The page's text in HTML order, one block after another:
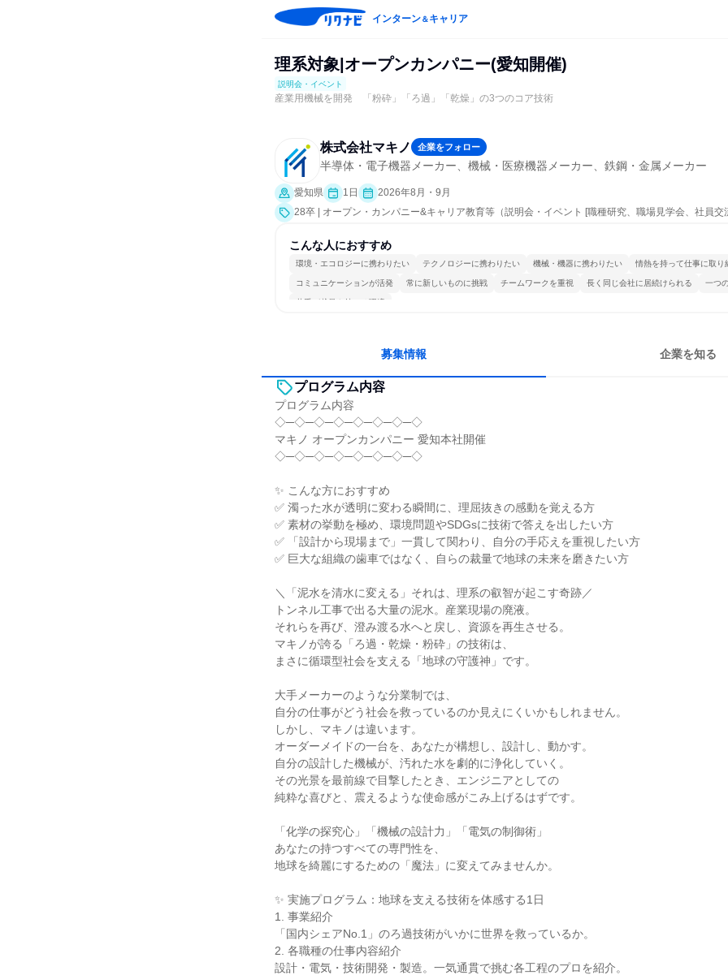
インターン＆キャリア
理系対象|オープンカンパニー(愛知開催)
説明会・イベント
産業用機械を開発 「粉砕」「ろ過」「乾燥」の3つのコア技術
株式会社マキノ 企業をフォロー
半導体・電子機器メーカー、機械・医療機器メーカー、鉄鋼・金属メーカー
愛知県 1日
2026年8月・9月
28卒 | オープン・カンパニー&キャリア教育等（説明会・イベント [職種研究、職場見学会、社員交
こんな人におすすめ
環境・エコロジーに携わりたい テクノロジーに携わりたい 機械・機器に携わりたい 情熱を持って仕事に取り
コミュニケーションが活発 常に新しいものに挑戦 チームワークを重視 長く同じ会社に居続けられる 一つ
若手が裁量を持てる環境
募集情報 企業を知る
プログラム内容
プログラム内容
◇─◇─◇─◇─◇─◇─◇─◇
マキノ オープンカンパニー 愛知本社開催
◇─◇─◇─◇─◇─◇─◇─◇
✨ こんな方におすすめ
✅ 濁った水が透明に変わる瞬間に、理屈抜きの感動を覚える方
✅ 素材の挙動を極め、環境問題やSDGsに技術で答えを出したい方
✅ 「設計から現場まで」一貫して関わり、自分の手応えを重視したい方
✅ 巨大な組織の歯車ではなく、自らの裁量で地球の未来を磨きたい方
＼「泥水を清水に変える」それは、理系の叡智が起こす奇跡／
トンネル工事で出る大量の泥水。産業現場の廃液。
それらを再び、澄み渡る水へと戻し、資源を再生させる。
マキノが誇る「ろ過・乾燥・粉砕」の技術は、
まさに循環型社会を支える「地球の守護神」です。
大手メーカーのような分業制では、
自分の仕事がどう社会を救っているのか見えにくいかもしれません。
しかし、マキノは違います。
オーダーメイドの一台を、あなたが構想し、設計し、動かす。
自分の設計した機械が、汚れた水を劇的に浄化していく。
その光景を最前線で目撃したとき、エンジニアとしての
純粋な喜びと、震えるような使命感がこみ上げるはずです。
「化学の探究心」「機械の設計力」「電気の制御術」
あなたの持つすべての専門性を、
地球を綺麗にするための「魔法」に変えてみませんか。
✨ 実施プログラム：地球を支える技術を体感する1日
1. 事業紹介
「国内シェアNo.1」のろ過技術がいかに世界を救っているか。
2. 各職種の仕事内容紹介
設計・電気・技術開発・製造。一気通貫で挑む各工程のプロを紹介。